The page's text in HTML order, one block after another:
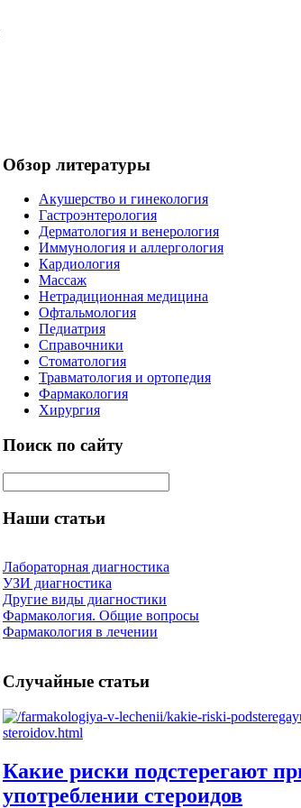
Обзор литературы
Акушерство и гинекология
Гастроэнтерология
Дерматология и венерология
Иммунология и аллергология
Кардиология
Массаж
Нетрадиционная медицина
Офтальмология
Педиатрия
Справочники
Стоматология
Травматология и ортопедия
Фармакология
Хирургия
Поиск по сайту
Наши статьи
Лабораторная диагностика
УЗИ диагностика
Другие виды диагностики
Фармакология. Общие вопросы
Фармакология в лечении
Случайные статьи
Какие риски подстерегают
употреблении стероидов